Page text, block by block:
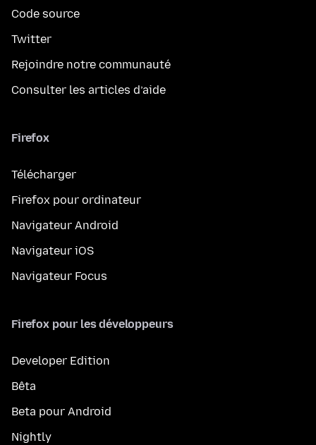
Code source
Twitter
Rejoindre notre communauté
Consulter les articles d’aide
Firefox
Télécharger
Firefox pour ordinateur
Navigateur Android
Navigateur iOS
Navigateur Focus
Firefox pour les développeurs
Developer Edition
Bêta
Beta pour Android
Nightly